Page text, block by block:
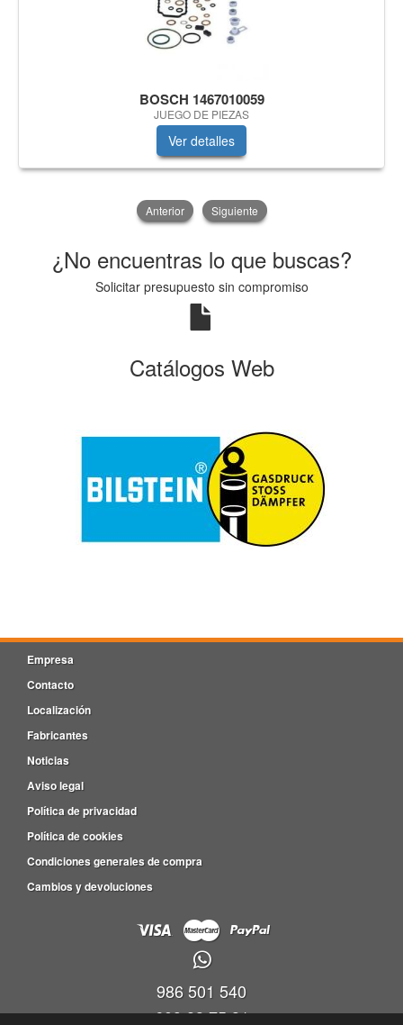
BOSCH 1467010059
JUEGO DE PIEZAS
Ver detalles
Anterior Siguiente
¿No encuentras lo que buscas?
Solicitar presupuesto sin compromiso
Catálogos Web
Empresa
Contacto
Localización
Fabricantes
Noticias
Aviso legal
Política de privacidad
Política de cookies
Condiciones generales de compra
Cambios y devoluciones
986 501 540
609 83 75 31